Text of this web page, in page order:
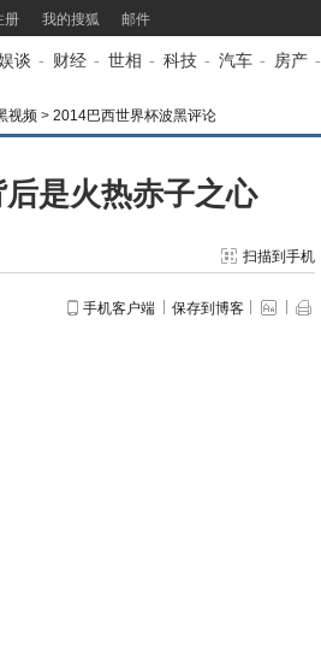
册 我的搜狐 邮件
谈 - 财经 - 世相 - 科技 - 汽车 - 房产 -
视频 > 2014巴西世界杯波黑评论
是火热赤子之心
扫描到手机
手机客户端 保存到博客